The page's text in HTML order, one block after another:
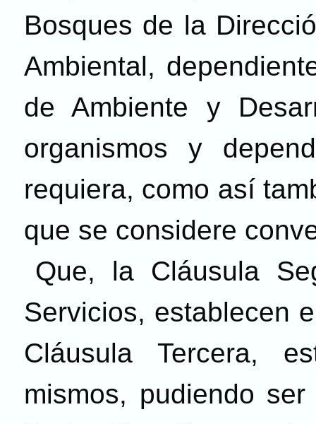
Bosques de la
Ambiental,
de Ambiente y
organismos y
requiera, como así
que se considere
Que, la Cláusula
Servicios, establecen
Cláusula Tercera,
mismos, pudiendo